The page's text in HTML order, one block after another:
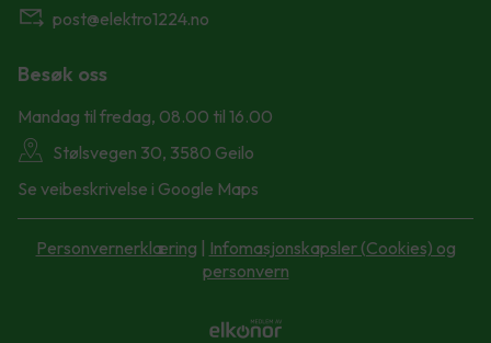
post@elektro1224.no
Besøk oss
Mandag til fredag, 08.00 til 16.00
Stølsvegen 30, 3580 Geilo
Se veibeskrivelse i Google Maps
Personvernerklæring | Infomasjonskapsler (Cookies) og
personvern